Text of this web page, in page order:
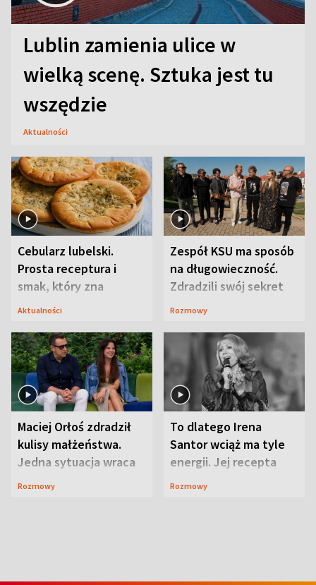
Lublin zamienia ulice w
wielką scenę. Sztuka jest tu
wszędzie
Aktualności
Cebularz lubelski.
Prosta receptura i
smak, który zna
Lubelszczyzna
Aktualności
Zespół KSU ma sposób
na długowieczność.
Zdradzili swój sekret
Rozmowy
Maciej Orłoś zdradził
kulisy małżeństwa.
Jedna sytuacja wraca
jak bumerang
Rozmowy
To dlatego Irena
Santor wciąż ma tyle
energii. Jej recepta
jest zaskakująco
Rozmowy